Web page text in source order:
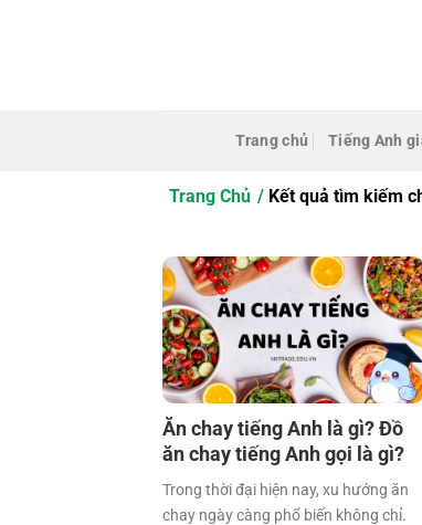
Trang chủ Tiếng Anh
Trang Chủ Kết quả tìm kiếm
Ăn chay tiếng Anh là gì? Đồ
ăn chay tiếng Anh gọi là gì?
Trong thời đại hiện nay, xu hướng ăn
chay ngày càng phổ biến không chỉ.